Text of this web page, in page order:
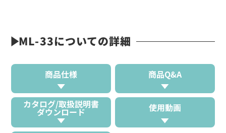
ML-33についての詳細
商品仕様 商品Q&A
カタログ/取扱説明書
ダウンロード 使用動画